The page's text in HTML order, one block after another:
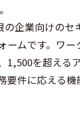
の企業向けのセ
ームです。ワ
1,500を超える
要件に応える機